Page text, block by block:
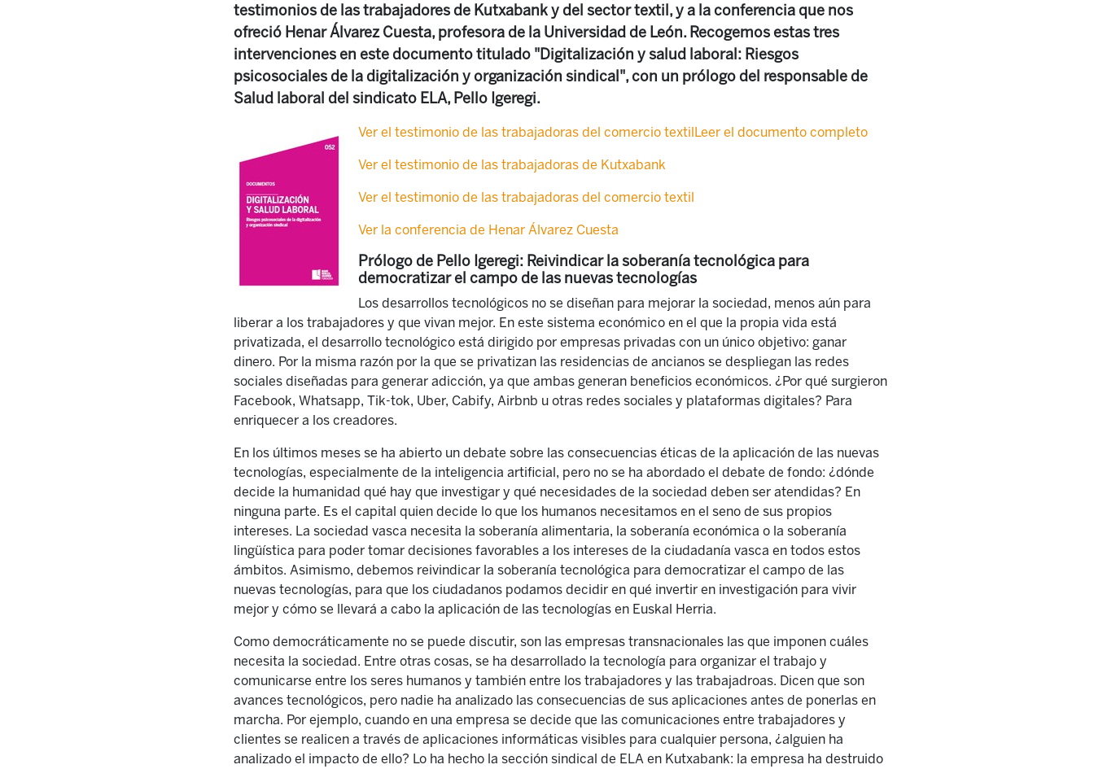
testimonios de las trabajadores de Kutxabank y del sector textil, y a la conferencia que nos
ofreció Henar Álvarez Cuesta, profesora de la Universidad de León. Recogemos estas tres
intervenciones en este documento titulado "Digitalización y salud laboral: Riesgos
psicosociales de la digitalización y organización sindical", con un prólogo del responsable de
Salud laboral del sindicato ELA, Pello Igeregi.
Ver el testimonio de las trabajadoras del comercio textilLeer el documento completo
Ver el testimonio de las trabajadoras de Kutxabank
Ver el testimonio de las trabajadoras del comercio textil
Ver la conferencia de Henar Álvarez Cuesta
Prólogo de Pello Igeregi: Reivindicar la soberanía tecnológica para
democratizar el campo de las nuevas tecnologías
Los desarrollos tecnológicos no se diseñan para mejorar la sociedad, menos aún para
liberar a los trabajadores y que vivan mejor. En este sistema económico en el que la propia vida está
privatizada, el desarrollo tecnológico está dirigido por empresas privadas con un único objetivo: ganar
dinero. Por la misma razón por la que se privatizan las residencias de ancianos se despliegan las redes
sociales diseñadas para generar adicción, ya que ambas generan beneficios económicos. ¿Por qué surgieron
Facebook, Whatsapp, Tik-tok, Uber, Cabify, Airbnb u otras redes sociales y plataformas digitales? Para
enriquecer a los creadores.
En los últimos meses se ha abierto un debate sobre las consecuencias éticas de la aplicación de las nuevas
tecnologías, especialmente de la inteligencia artificial, pero no se ha abordado el debate de fondo: ¿dónde
decide la humanidad qué hay que investigar y qué necesidades de la sociedad deben ser atendidas? En
ninguna parte. Es el capital quien decide lo que los humanos necesitamos en el seno de sus propios
intereses. La sociedad vasca necesita la soberanía alimentaria, la soberanía económica o la soberanía
lingüística para poder tomar decisiones favorables a los intereses de la ciudadanía vasca en todos estos
ámbitos. Asimismo, debemos reivindicar la soberanía tecnológica para democratizar el campo de las
nuevas tecnologías, para que los ciudadanos podamos decidir en qué invertir en investigación para vivir
mejor y cómo se llevará a cabo la aplicación de las tecnologías en Euskal Herria.
Como democráticamente no se puede discutir, son las empresas transnacionales las que imponen cuáles
necesita la sociedad. Entre otras cosas, se ha desarrollado la tecnología para organizar el trabajo y
comunicarse entre los seres humanos y también entre los trabajadores y las trabajadroas. Dicen que son
avances tecnológicos, pero nadie ha analizado las consecuencias de sus aplicaciones antes de ponerlas en
marcha. Por ejemplo, cuando en una empresa se decide que las comunicaciones entre trabajadores y
clientes se realicen a través de aplicaciones informáticas visibles para cualquier persona, ¿alguien ha
analizado el impacto de ello? Lo ha hecho la sección sindical de ELA en Kutxabank: la empresa ha destruido